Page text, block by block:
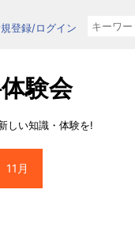
登録/ログイン
験会
しい知識・体験を!
11月